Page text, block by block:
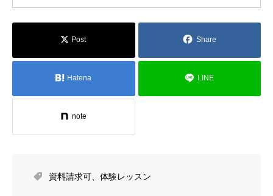
Post Share
Hatena LINE
note
資料請求可 体験レッスン